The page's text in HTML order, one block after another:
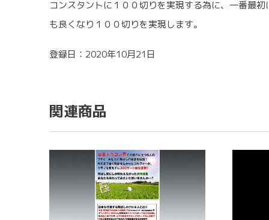
コンスタントに１００切りを実現する為に、一番最
も良くなり１００切りを実現します。
登録日：2020年10月21日
関連商品